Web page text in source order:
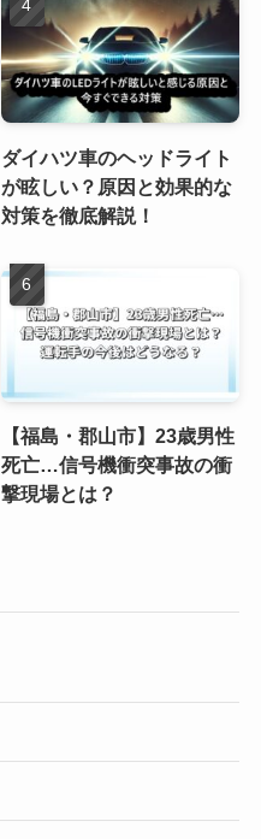
ダイハツ車のヘッドライト
が眩しい？原因と効果的な
対策を徹底解説！
【福島・郡山市】23歳男性
死亡…信号機衝突事故の衝
撃現場とは？